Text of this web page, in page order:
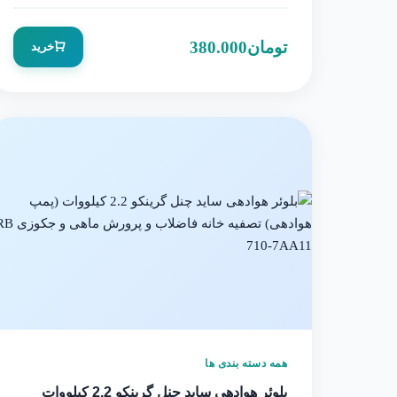
تومان380.000 خرید
همه دسته بندی ها
بلوئر هوادهی ساید چنل گرینکو 2.2 کیلووات